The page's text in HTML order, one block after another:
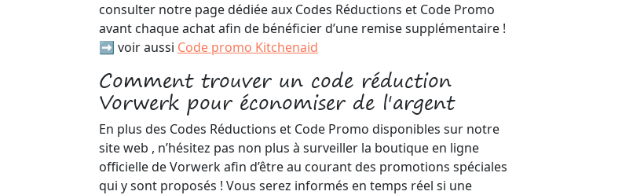
consulter notre page dédiée aux Codes Réductions et Code Promo
avant chaque achat afin de bénéficier d’une remise supplémentaire !
➡️ voir aussi Code promo Kitchenaid
Comment trouver un code réduction
Vorwerk pour économiser de l'argent
En plus des Codes Réductions et Code Promo disponibles sur notre
site web , n’hésitez pas non plus à surveiller la boutique en ligne
officielle de Vorwerk afin d’être au courant des promotions spéciales
qui y sont proposés ! Vous serez informés en temps réel si une